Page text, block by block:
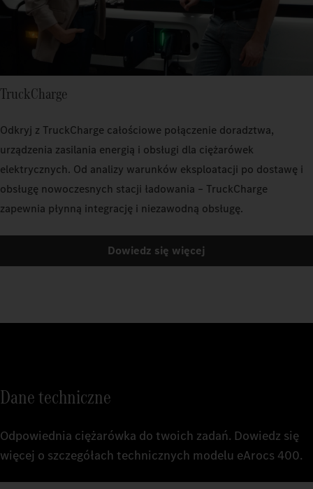
TruckCharge
Odkryj z TruckCharge całościowe połączenie doradztwa,
urządzenia zasilania energią i obsługi dla ciężarówek
elektrycznych. Od analizy warunków eksploatacji po dostawę i
obsługę nowoczesnych stacji ładowania – TruckCharge
zapewnia płynną integrację i niezawodną obsługę.
Dowiedz się więcej
Dane techniczne
Odpowiednia ciężarówka do twoich zadań. Dowiedz się
więcej o szczegółach technicznych modelu eArocs 400.